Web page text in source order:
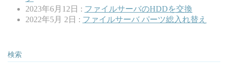
2023年6月12日 : ファイルサーバのHDDを交換
2022年5月 2日 : ファイルサーバ パーツ総入れ替え
検索